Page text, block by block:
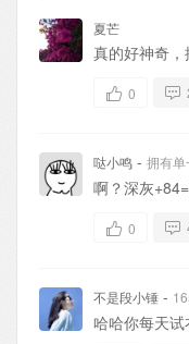
夏芒
真的好神奇，
0
哒小鸣 - 拥有单
啊？深灰
0
不是段小锤 -
哈哈你每天